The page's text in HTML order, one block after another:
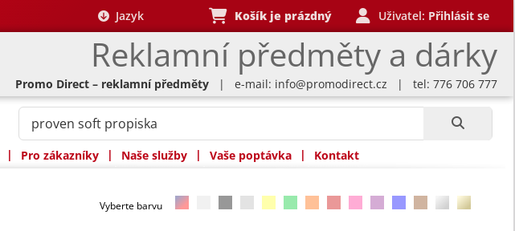
Reklamní předměty a dárky
Jazyk Košík je prázdný Uživatel: Přihlásit se
Promo Direct – reklamní předměty | e-mail: info@promodirect.cz | tel: 776 706 777
| Pro zákazníky | Naše služby | Vaše poptávka | Kontakt
Vyberte barvu